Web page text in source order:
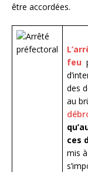
être accordées.
feu
des
au
ces
mis